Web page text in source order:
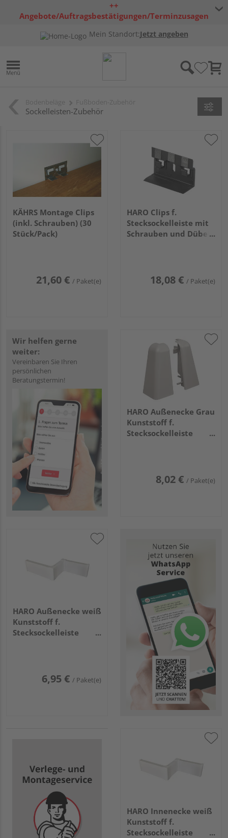
++
Angebote/Auftragsbestätigungen/Terminzusagen
Mein Standort:Jetzt angeben
Sockelleisten-Zubehör
KÄHRS Montage Clips
(inkl. Schrauben) (30
Stück/Pack)
21,60 € / Paket(e)
HARO Clips f.
Stecksockelleiste mit
Schrauben und Dübel
18,08 € / Paket(e)
Wir helfen gerne
weiter:
Vereinbaren Sie Ihren
persönlichen
Beratungstermin!
HARO Außenecke Grau
Kunststoff f.
Stecksockelleiste
8,02 € / Paket(e)
HARO Außenecke weiß
Kunststoff f.
Stecksockelleiste
6,95 € / Paket(e)
HARO Innenecke weiß
Kunststoff f.
Stecksockelleiste